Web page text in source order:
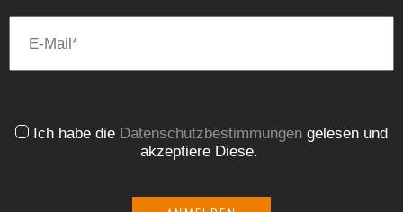
Ich habe die Datenschutzbestimmungen gelesen und
akzeptiere Diese.